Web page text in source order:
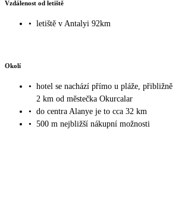
Vzdálenost od letiště
• letiště v Antalyi 92km
Okolí
• hotel se nachází přímo u pláže, přibližně
2 km od městečka Okurcalar
• do centra Alanye je to cca 32 km
• 500 m nejbližší nákupní možnosti